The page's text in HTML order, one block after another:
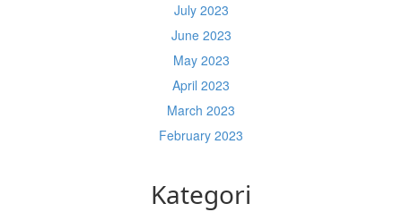
July 2023
June 2023
May 2023
April 2023
March 2023
February 2023
Kategori